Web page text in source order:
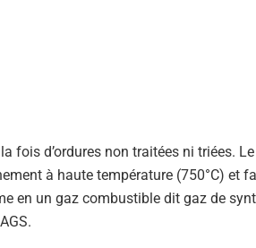
fois d’ordures non traitées ni triées.
à haute température (750°C) et
en un gaz combustible dit gaz de